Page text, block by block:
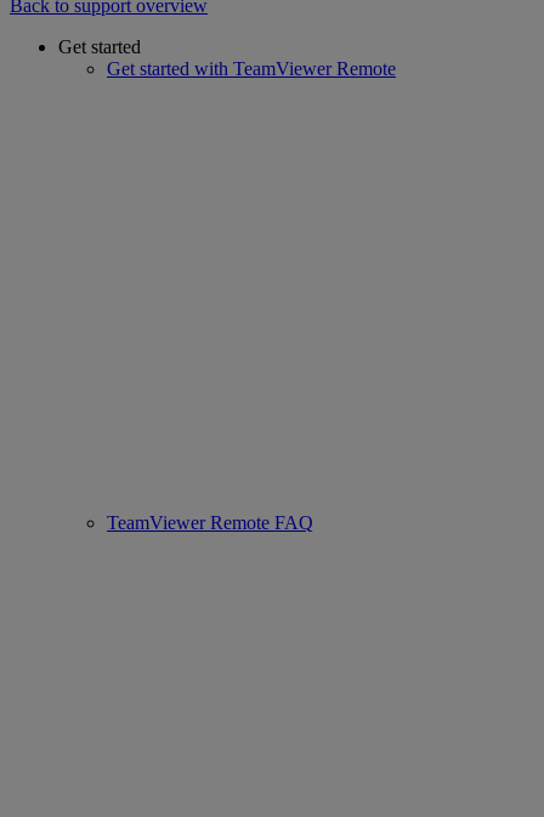
Back to support overview
Get started
Get started with TeamViewer Remote
TeamViewer Remote FAQ